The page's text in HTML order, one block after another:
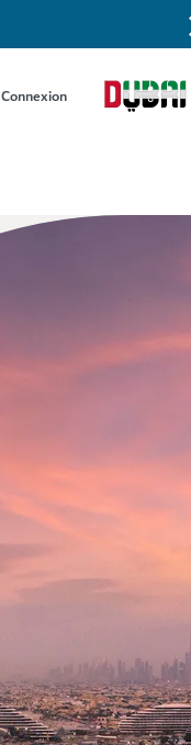
Connexion